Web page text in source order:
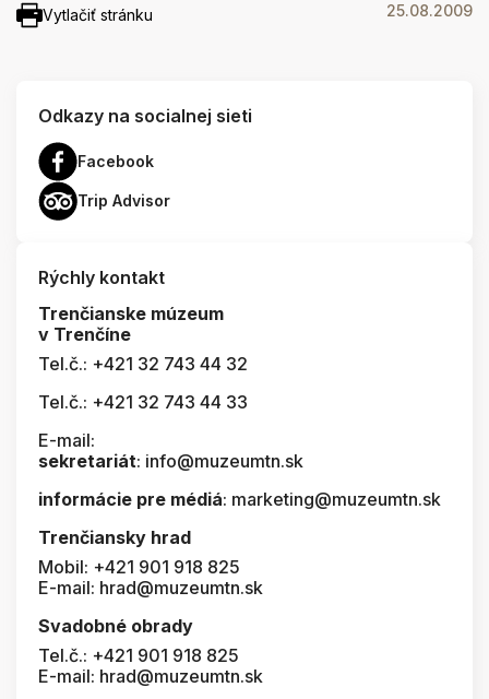
Vytlačiť stránku 25.08.2009
Odkazy na socialnej sieti
Facebook
Trip Advisor
Rýchly kontakt
Trenčianske múzeum
v Trenčíne
Tel.č.: +421 32 743 44 32
Tel.č.: +421 32 743 44 33
E-mail:
sekretariát: info@muzeumtn.sk
informácie pre médiá: marketing@muzeumtn.sk
Trenčiansky hrad
Mobil: +421 901 918 825
E-mail: hrad@muzeumtn.sk
Svadobné obrady
Tel.č.: +421 901 918 825
E-mail: hrad@muzeumtn.sk